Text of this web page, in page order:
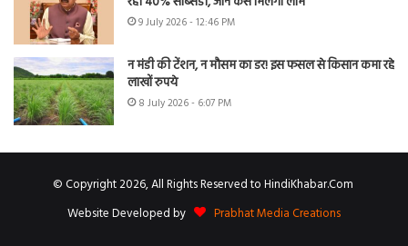
9 July 2026 - 12:46 PM
न मंडी की टेंशन, न मौसम का डर! इस फसल से किसान कमा रहे
लाखों रुपये
8 July 2026 - 6:07 PM
© Copyright 2026, All Rights Reserved to HindiKhabar.Com
Website Developed by
Prabhat Media Creations